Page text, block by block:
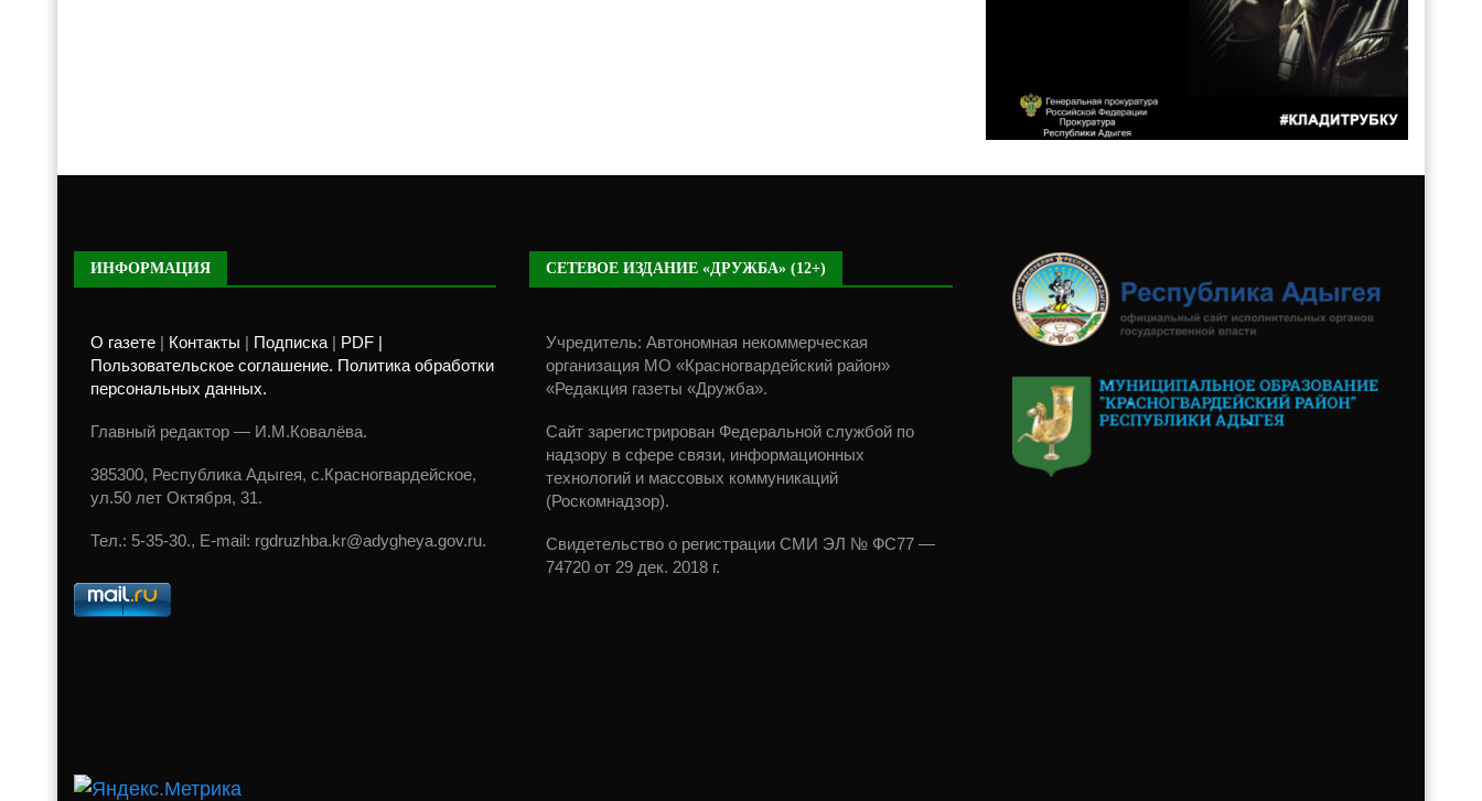
ИНФОРМАЦИЯ
О газете Контакты Подписка
PDF |
Пользовательское соглашение. Политика обработки
персональных данных.
Главный редактор — И.М.Ковалёва.
385300, Республика Адыгея, с.Красногвардейское,
ул.50 лет Октября, 31.
Тел.: 5-35-30., E-mail: rgdruzhba.kr@adygheya.gov.ru.
СЕТЕВОЕ ИЗДАНИЕ «ДРУЖБА» (12+)
Учредитель: Автономная некоммерческая
организация МО «Красногвардейский район»
«Редакция газеты «Дружба».
Сайт зарегистрирован Федеральной службой по
надзору в сфере связи, информационных
технологий и массовых коммуникаций
(Роскомнадзор).
Свидетельство о регистрации СМИ ЭЛ № ФС77 —
74720 от 29 дек. 2018 г.